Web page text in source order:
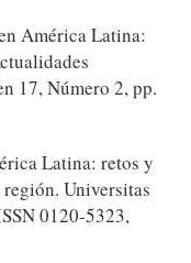
América Latina:
17, Número 2, pp.
Latina: retos y
Universitas
0120-5323,